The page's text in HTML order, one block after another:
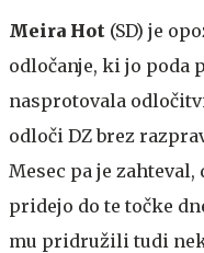
Meira Hot (SD) je
odločanje, ki jo poda
nasprotovala
odloči DZ brez
Mesec pa je
pridejo do te točke
mu pridružili tudi